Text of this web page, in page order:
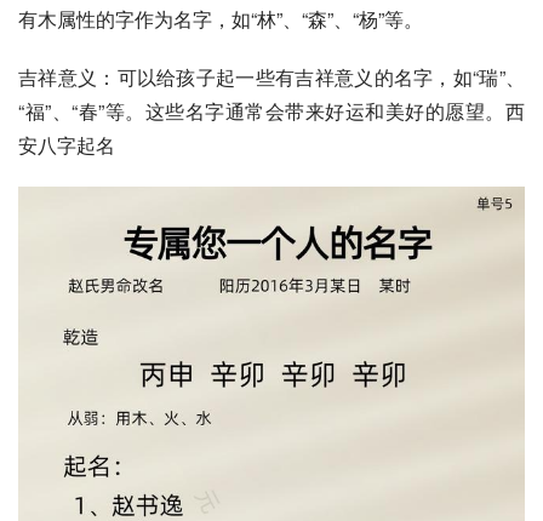
有木属性的字作为名字，如“林”、“森”、“杨”等。
吉祥意义：可以给孩子起一些有吉祥意义的名字，如“瑞”、
“福”、“春”等。这些名字通常会带来好运和美好的愿望。西
安八字起名